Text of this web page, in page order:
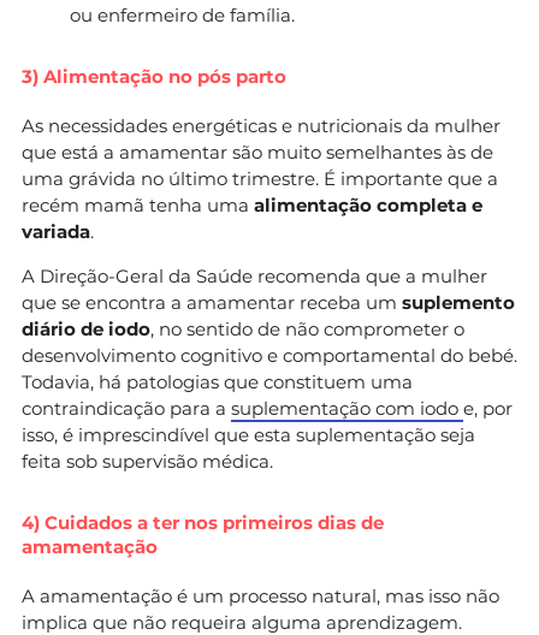
ou enfermeiro de família.
3) Alimentação no pós parto
As necessidades energéticas e nutricionais da mulher
que está a amamentar são muito semelhantes às de
uma grávida no último trimestre. É importante que a
recém mamã tenha uma alimentação completa e
variada.
A Direção-Geral da Saúde recomenda que a mulher
que se encontra a amamentar receba um suplemento
diário de iodo, no sentido de não comprometer o
desenvolvimento cognitivo e comportamental do bebé.
Todavia, há patologias que constituem uma
contraindicação para a suplementação com iodo e, por
isso, é imprescindível que esta suplementação seja
feita sob supervisão médica.
4) Cuidados a ter nos primeiros dias de
amamentação
A amamentação é um processo natural, mas isso não
implica que não requeira alguma aprendizagem.